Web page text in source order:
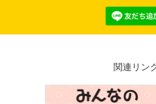
関連リン